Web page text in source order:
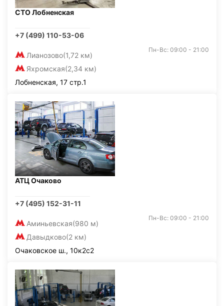
СТО Лобненская
+7 (499) 110-53-06
Лианозово(1,72 км)
Яхромская(2,34 км)
Пн-Вс: 09:00 - 21:00
Лобненская, 17 стр.1
АТЦ Очаково
+7 (495) 152-31-11
Аминьевская(980 м)
Давыдково(2 км)
Пн-Вс: 09:00 - 21:00
Очаковское ш., 10к2с2